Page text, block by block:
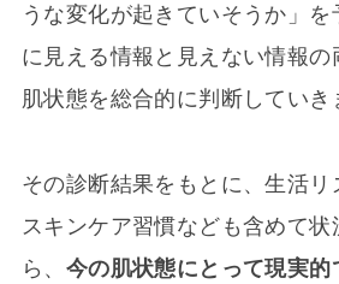
うな変化が起きていそうか」を
に見える情報と見えない情報
肌状態を総合的に判断していき
その診断結果をもとに、生活
スキンケア習慣なども含めて
ら、 今の肌状態にとって現実的